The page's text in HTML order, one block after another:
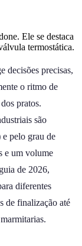
Ele se destaca
termostática.
decisões precisas,
o ritmo de
pratos.
são
pelo grau de
e um volume
de 2026,
diferentes
de finalização até